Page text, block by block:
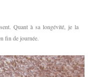
Quant à sa longévité, je la
fin de journée.